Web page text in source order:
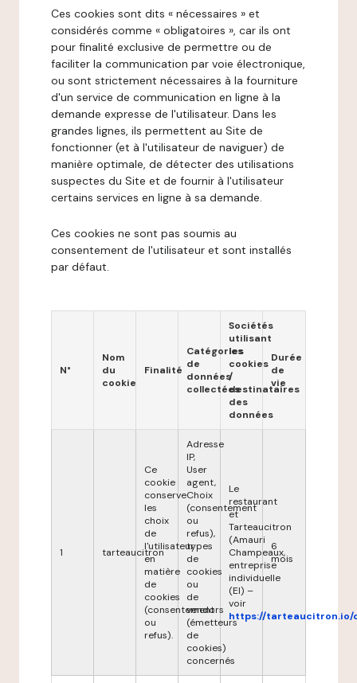
Ces cookies sont dits « nécessaires » et
considérés comme « obligatoires », car ils ont
pour finalité exclusive de permettre ou de
faciliter la communication par voie électronique,
ou sont strictement nécessaires à la fourniture
d'un service de communication en ligne à la
demande expresse de l'utilisateur. Dans les
grandes lignes, ils permettent au Site de
fonctionner (et à l'utilisateur de naviguer) de
manière optimale, de détecter des utilisations
suspectes du Site et de fournir à l'utilisateur
certains services en ligne à sa demande.
Ces cookies ne sont pas soumis au
consentement de l'utilisateur et sont installés
par défaut.
N°
Nom
du
cookie
Finalité
Catégories
de
données
collectées
Sociétés
utilisant
les
cookies
/
destinataires
des
données
Durée
de
vie
1 tarteaucitron
Ce
cookie
conserve
les
choix
de
l'utilisateur
en
matière
de
cookies
(consentement
ou
refus).
Adresse
IP,
User
agent,
Choix
(consentement
ou
refus),
types
de
cookies
ou
de
vendors
(émetteurs
de
cookies)
concernés
Le
restaurant
et
Tarteaucitron
(Amauri
Champeaux,
entreprise
individuelle
(EI) –
voir
https://tarteaucitron.io/
6
mois